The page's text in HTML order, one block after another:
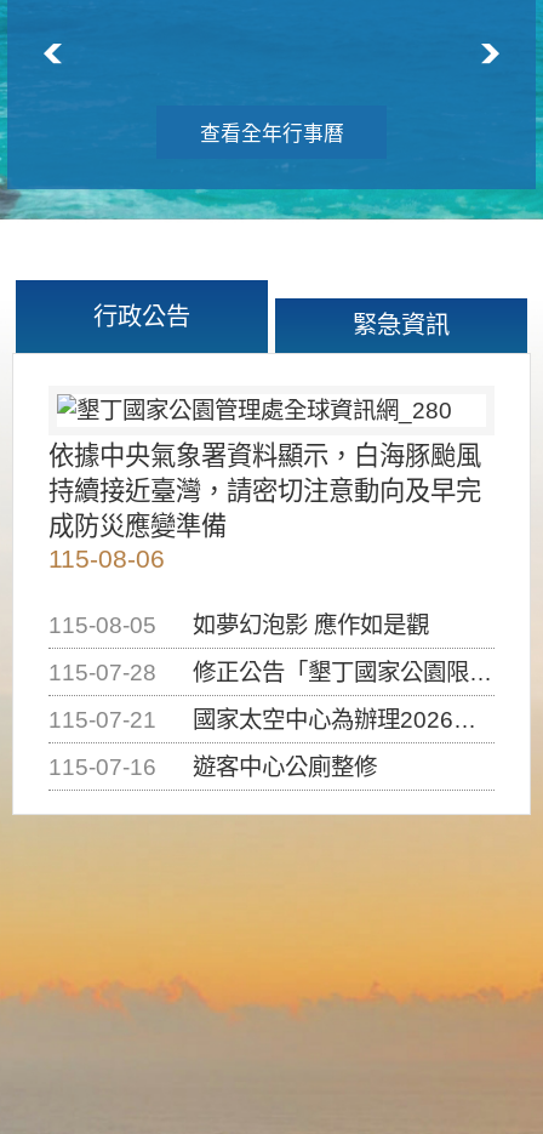
查看全年行事曆
行政公告 緊急資訊
依據中央氣象署資料顯示，白海豚颱風
持續接近臺灣，請密切注意動向及早完
成防災應變準備
115-08-06
115-08-05
如夢幻泡影 應作如是觀
115-07-28
修正公告「墾丁國家公園限制水域遊憩活動之種類、範圍、時間及行為」，自即日生效。
115-07-21
國家太空中心為辦理2026台灣盃火箭競賽，陸、海、空域警戒及協調相關事宜，因颱風備案事宜
115-07-16
遊客中心公廁整修